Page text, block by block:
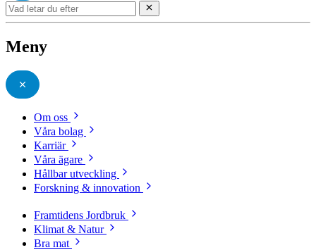
Meny
Om oss
Våra bolag
Karriär
Våra ägare
Hållbar utveckling
Forskning & innovation
Framtidens Jordbruk
Klimat & Natur
Bra mat